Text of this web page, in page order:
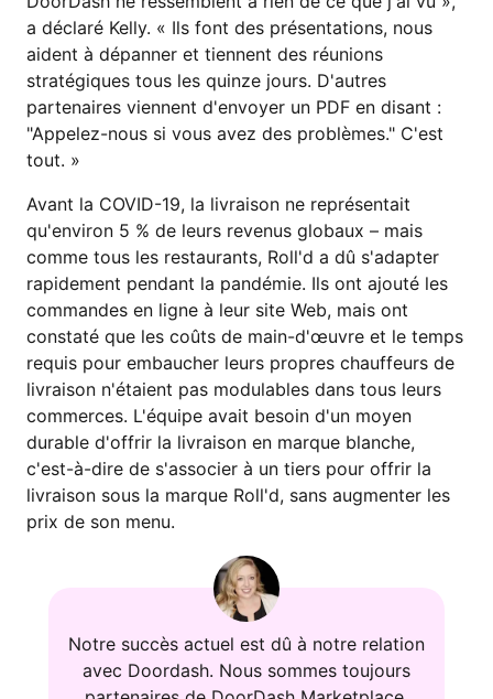
a déclaré Kelly. « Ils font des présentations, nous
aident à dépanner et tiennent des réunions
stratégiques tous les quinze jours. D'autres
partenaires viennent d'envoyer un PDF en disant :
"Appelez-nous si vous avez des problèmes." C'est
tout. »
Avant la COVID-19, la livraison ne représentait
qu'environ 5 % de leurs revenus globaux – mais
comme tous les restaurants, Roll'd a dû s'adapter
rapidement pendant la pandémie. Ils ont ajouté les
commandes en ligne à leur site Web, mais ont
constaté que les coûts de main-d'œuvre et le temps
requis pour embaucher leurs propres chauffeurs de
livraison n'étaient pas modulables dans tous leurs
commerces. L'équipe avait besoin d'un moyen
durable d'offrir la livraison en marque blanche,
c'est-à-dire de s'associer à un tiers pour offrir la
livraison sous la marque Roll'd, sans augmenter les
prix de son menu.
Notre succès actuel est dû à notre relation
avec Doordash. Nous sommes toujours